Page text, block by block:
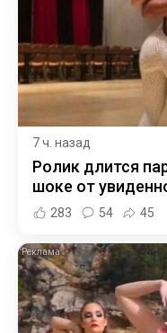
7 ч. назад
Ролик длится
шоке от
283 54 45